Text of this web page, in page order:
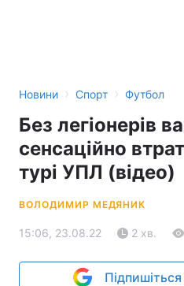
Новини › Спорт › Футбол
Без легіонерів
сенсаційно
турі УПЛ (відео)
ВОЛОДИМИР МЕДЯНИК
15:06, 23.08.22 2 хв.